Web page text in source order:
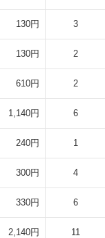
130円 3
130円 2
610円 2
1,140円 6
240円 1
300円 4
330円 6
2,140円 11